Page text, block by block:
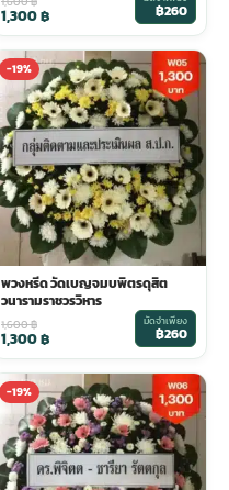
1,300฿ ฿260
-19%
พวงหรีด วัดเบญจมบพิตรดุสิต
วนารามราชวรวิหาร
1,600฿
1,300฿
มัดจำเพียง
฿260
-19%